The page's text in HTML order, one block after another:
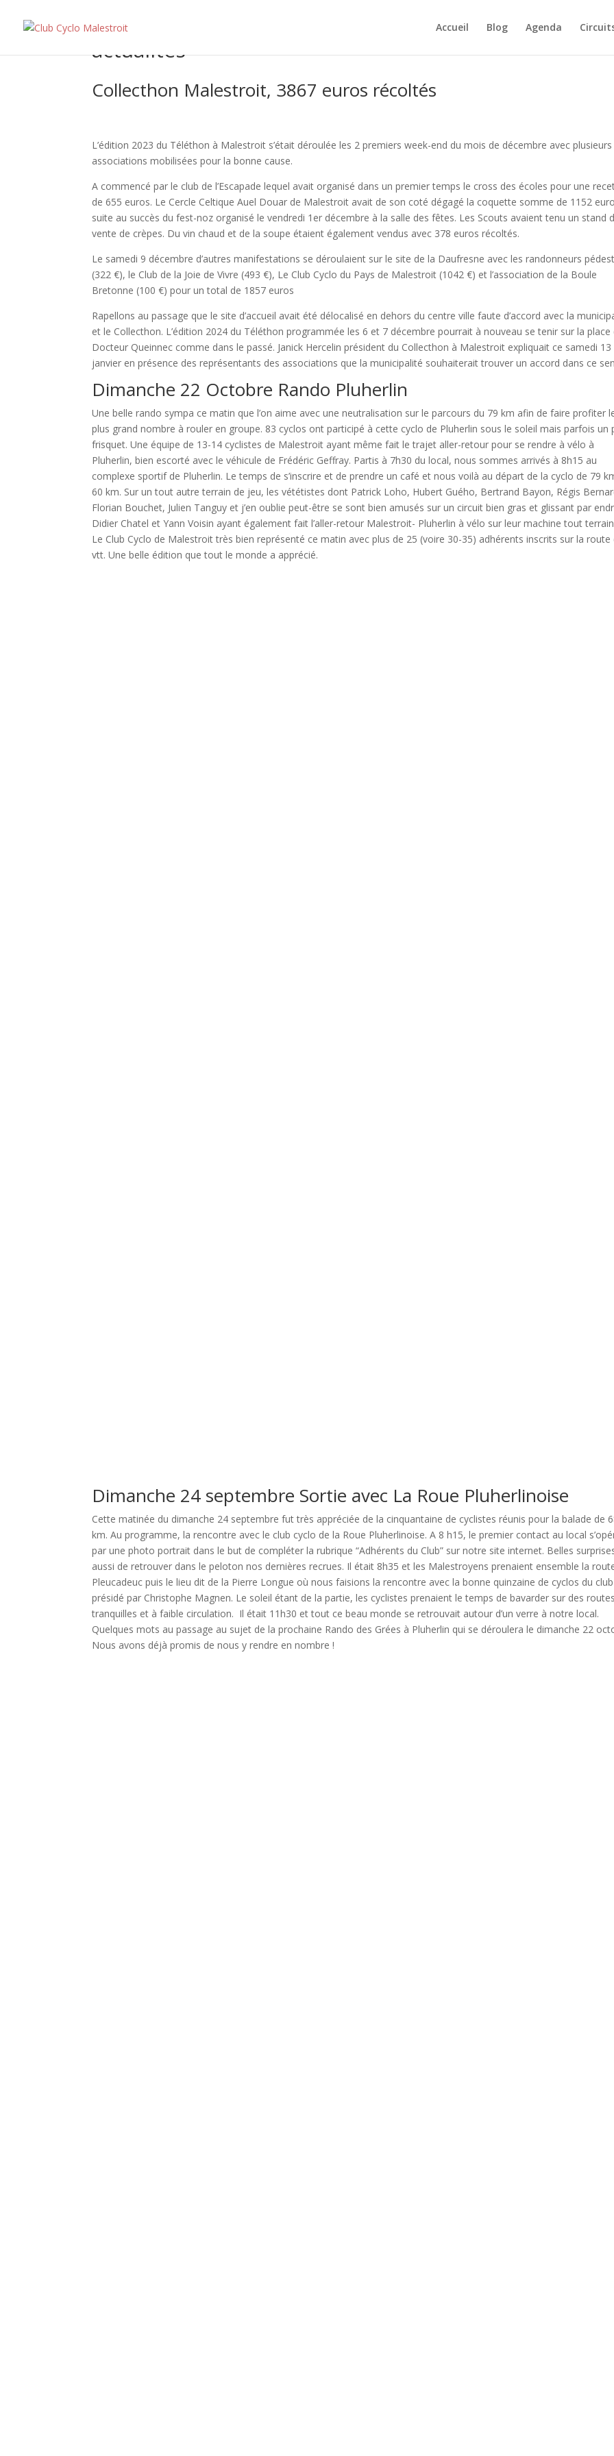
Accueil Blog Agenda
actualités
Collecthon Malestroit, 3867 euros récoltés
L’édition 2023 du Téléthon à Malestroit s’était déroulée les 2 premiers week-end du mois de décembre avec plusieurs
associations mobilisées pour la bonne cause.
A commencé par le club de l’Escapade lequel avait organisé dans un premier temps le cross des écoles pour une
de 655 euros. Le Cercle Celtique Auel Douar de Malestroit avait de son coté dégagé la coquette somme de 1152
suite au succès du fest-noz organisé le vendredi 1er décembre à la salle des fêtes. Les Scouts avaient tenu un stand
vente de crèpes. Du vin chaud et de la soupe étaient également vendus avec 378 euros récoltés.
Le samedi 9 décembre d’autres manifestations se déroulaient sur le site de la Daufresne avec les randonneurs
(322 €), le Club de la Joie de Vivre (493 €), Le Club Cyclo du Pays de Malestroit (1042 €) et l’association de la Boule
Bretonne (100 €) pour un total de 1857 euros
Rapellons au passage que le site d’accueil avait été délocalisé en dehors du centre ville faute d’accord avec la
et le Collecthon. L’édition 2024 du Téléthon programmée les 6 et 7 décembre pourrait à nouveau se tenir sur la place
Docteur Queinnec comme dans le passé. Janick Hercelin président du Collecthon à Malestroit expliquait ce samedi 13
janvier en présence des représentants des associations que la municipalité souhaiterait trouver un accord dans ce
Dimanche 22 Octobre Rando Pluherlin
Une belle rando sympa ce matin que l’on aime avec une neutralisation sur le parcours du 79 km afin de faire profiter
plus grand nombre à rouler en groupe. 83 cyclos ont participé à cette cyclo de Pluherlin sous le soleil mais parfois un
frisquet. Une équipe de 13-14 cyclistes de Malestroit ayant même fait le trajet aller-retour pour se rendre à vélo à
Pluherlin, bien escorté avec le véhicule de Frédéric Geffray. Partis à 7h30 du local, nous sommes arrivés à 8h15 au
complexe sportif de Pluherlin. Le temps de s’inscrire et de prendre un café et nous voilà au départ de la cyclo de 79
60 km. Sur un tout autre terrain de jeu, les vététistes dont Patrick Loho, Hubert Guého, Bertrand Bayon, Régis
Florian Bouchet, Julien Tanguy et j’en oublie peut-être se sont bien amusés sur un circuit bien gras et glissant par
Didier Chatel et Yann Voisin ayant également fait l’aller-retour Malestroit- Pluherlin à vélo sur leur machine tout
Le Club Cyclo de Malestroit très bien représenté ce matin avec plus de 25 (voire 30-35) adhérents inscrits sur la route
vtt. Une belle édition que tout le monde a apprécié.
Dimanche 24 septembre Sortie avec La Roue Pluherlinoise
Cette matinée du dimanche 24 septembre fut très appréciée de la cinquantaine de cyclistes réunis pour la balade de
km. Au programme, la rencontre avec le club cyclo de la Roue Pluherlinoise. A 8 h15, le premier contact au local
par une photo portrait dans le but de compléter la rubrique “Adhérents du Club” sur notre site internet. Belles
aussi de retrouver dans le peloton nos dernières recrues. Il était 8h35 et les Malestroyens prenaient ensemble la
Pleucadeuc puis le lieu dit de la Pierre Longue où nous faisions la rencontre avec la bonne quinzaine de cyclos du club
présidé par Christophe Magnen. Le soleil étant de la partie, les cyclistes prenaient le temps de bavarder sur des routes
tranquilles et à faible circulation. Il était 11h30 et tout ce beau monde se retrouvait autour d’un verre à notre local.
Quelques mots au passage au sujet de la prochaine Rando des Grées à Pluherlin qui se déroulera le dimanche 22
Nous avons déjà promis de nous y rendre en nombre !